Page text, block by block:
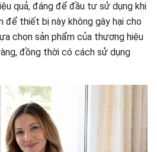
quả, đáng để đầu tư sử dụng khi
để thiết bị này không gây hại cho
chọn sản phẩm của thương hiệu
đồng thời có cách sử dụng